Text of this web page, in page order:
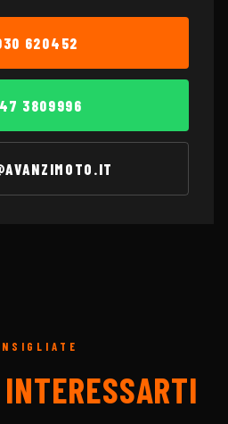
620452
3809996
INTERESSARTI